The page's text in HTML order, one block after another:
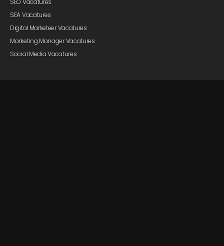
SEO Vacatures
SEA Vacatures
Digital Marketeer Vacatures
Marketing Manager Vacatures
Social Media Vacatures